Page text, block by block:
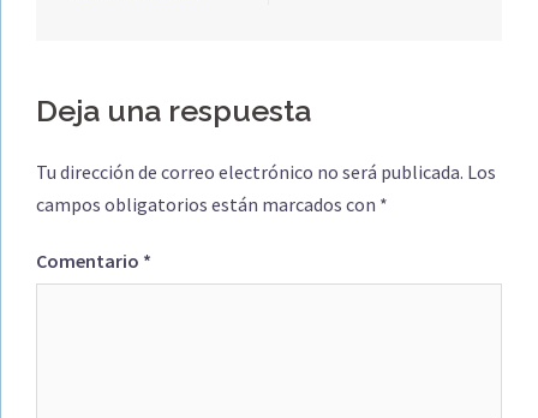
Deja una respuesta
Tu dirección de correo electrónico no será publicada. Los
campos obligatorios están marcados con *
Comentario *